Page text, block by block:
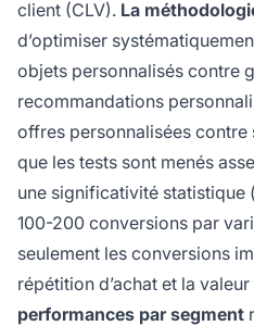
client (CLV). La
d’optimiser
objets personnalisés contre
recommandations
offres personnalisées
que les tests sont menés
une significativité statistique
100-200 conversions par
seulement les conversions
répétition d’achat et la
performances par segment